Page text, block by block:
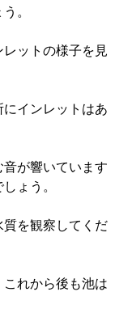
。
ットの様子を見
インレットはあ
が響いています
ょう。
を観察してくだ
れから後も池は